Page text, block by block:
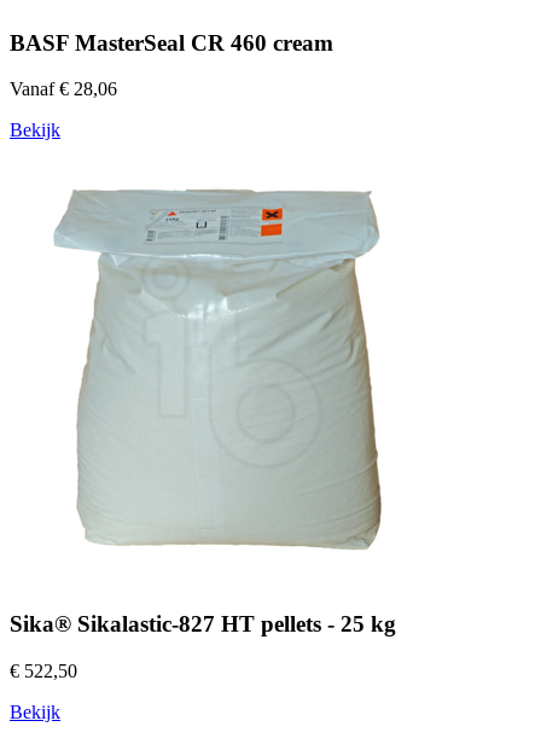
BASF MasterSeal CR 460 cream
Vanaf € 28,06
Bekijk
Sika® Sikalastic-827 HT pellets - 25 kg
€ 522,50
Bekijk